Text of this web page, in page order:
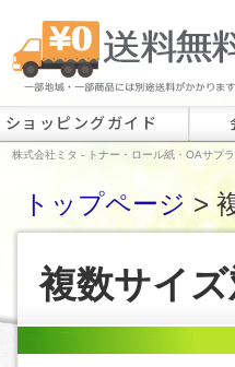
ショッピングガイド
株式会社ミタ - トナー・ロール紙・OAサプ
トップページ>
複数サイ